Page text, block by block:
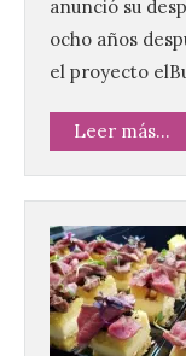
anunció su
ocho años
el proyecto
Leer más...